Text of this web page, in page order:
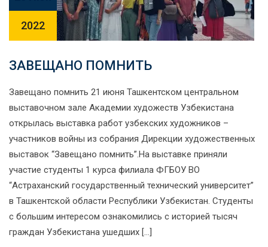
2022
ЗАВЕЩАНО ПОМНИТЬ
Завещано помнить 21 июня Ташкентском центральном
выставочном зале Академии художеств Узбекистана
открылась выставка работ узбекских художников –
участников войны из собрания Дирекции художественных
выставок “Завещано помнить”.На выставке приняли
участие студенты 1 курса филиала ФГБОУ ВО
“Астраханский государственный технический университет”
в Ташкентской области Республики Узбекистан. Студенты
с большим интересом ознакомились с историей тысяч
граждан Узбекистана ушедших […]